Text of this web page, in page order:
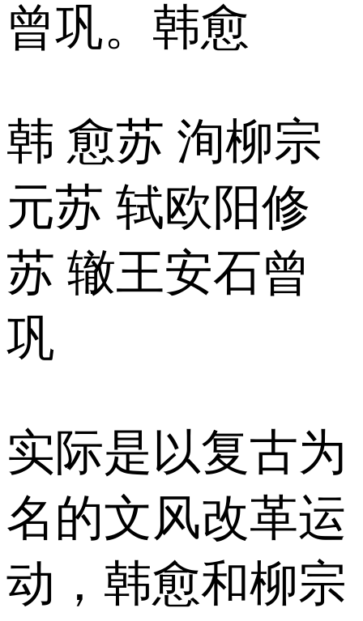
曾巩。韩愈
韩 愈苏 洵柳宗
元苏 轼欧阳修
苏 辙王安石曾
巩
实际是以复古为
名的文风改革运
动，韩愈和柳宗